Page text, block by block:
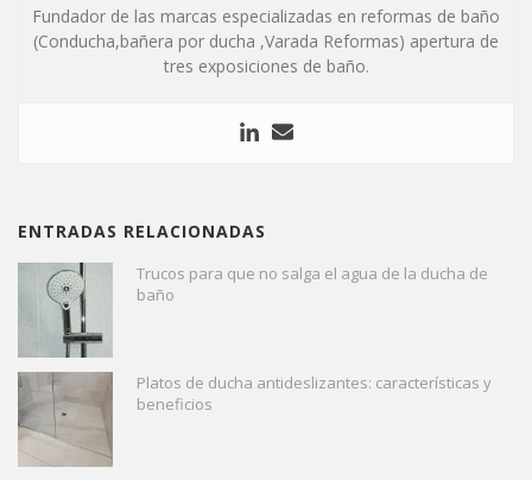
Fundador de las marcas especializadas en reformas de baño
(Conducha,bañera por ducha ,Varada Reformas) apertura de
tres exposiciones de baño.
ENTRADAS RELACIONADAS
Trucos para que no salga el agua de la ducha de
baño
Platos de ducha antideslizantes: características y
beneficios